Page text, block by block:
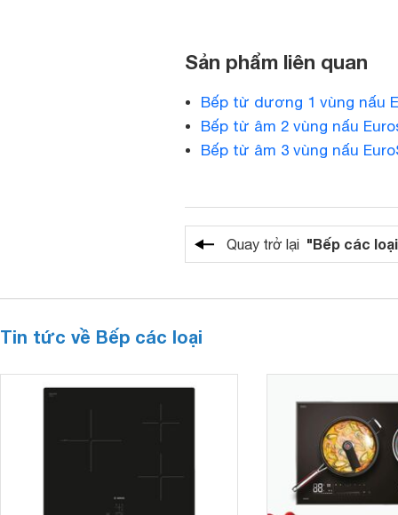
Sản phẩm liên quan
Bếp từ dương 1 vùng nấu
Bếp từ âm 2 vùng nấu
Bếp từ âm 3 vùng nấu
Quay trở lại "Bếp các
Tin tức về Bếp các loại